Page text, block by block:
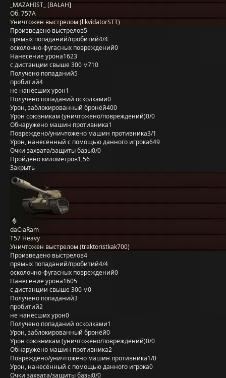
_MAZAHIST_ [BALAH]
Об. 757А
Уничтожен выстрелом (likvidatorSTT)
Произведено выстрелов5
прямых попаданий/пробитий4/4
осколочно-фугасных повреждений0
Нанесение урона1623
с дистанции свыше 300 м710
Получено попаданий5
пробитий4
не нанёсших урон1
Получено попаданий осколками0
Урон, заблокированный бронёй400
Урон союзникам (уничтожено/повреждений)0/0
Обнаружено машин противника1
Повреждено/уничтожено машин противника3/1
Урон, нанесённый с помощью данного игрока649
Очки захвата/защиты базы0/0
Пройдено километров1,56
Закрыть
daCiaRam
T57 Heavy
Уничтожен выстрелом (traktoristkak700)
Произведено выстрелов4
прямых попаданий/пробитий4/4
осколочно-фугасных повреждений0
Нанесение урона1605
с дистанции свыше 300 м0
Получено попаданий3
пробитий2
не нанёсших урон0
Получено попаданий осколками1
Урон, заблокированный бронёй0
Урон союзникам (уничтожено/повреждений)0/0
Обнаружено машин противника2
Повреждено/уничтожено машин противника1/0
Урон, нанесённый с помощью данного игрока0
Очки захвата/защиты базы0/0